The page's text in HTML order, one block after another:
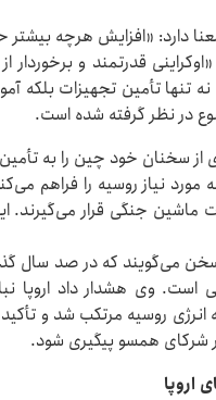
دارد: «افزایش هرچه
قدرتمند و برخوردار
تنها تأمین تجهیزات بلکه
در نظر گرفته شده است.
سخنان خود چین را به
کالاهای دوگانه مورد نیاز روسیه
ماشین جنگی قرار
سخن می‌گویند که در صد سال
است. وی هشدار داد اروپا
انرژی روسیه مرتکب شد و
شرکای همسو پیگیری شود.
اروپا